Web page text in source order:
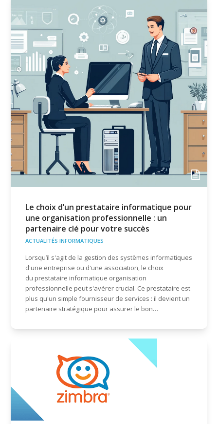
Le choix d’un prestataire informatique pour
une organisation professionnelle : un
partenaire clé pour votre succès
ACTUALITÉS INFORMATIQUES
Lorsqu’il s'agit de la gestion des systèmes informatiques
d'une entreprise ou d'une association, le choix
du prestataire informatique organisation
professionnelle peut s'avérer crucial. Ce prestataire est
plus qu'un simple fournisseur de services : il devient un
partenaire stratégique pour assurer le bon…